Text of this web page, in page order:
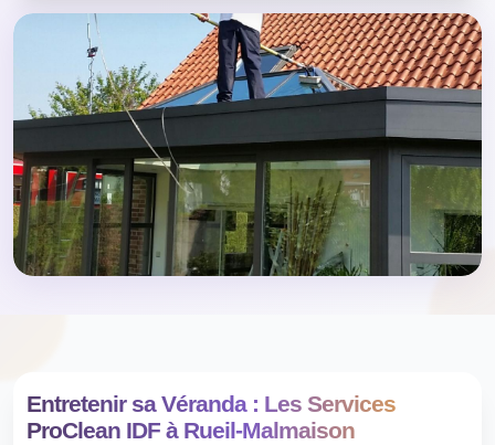
Entretenir sa Véranda : Les Services
ProClean IDF à Rueil-Malmaison